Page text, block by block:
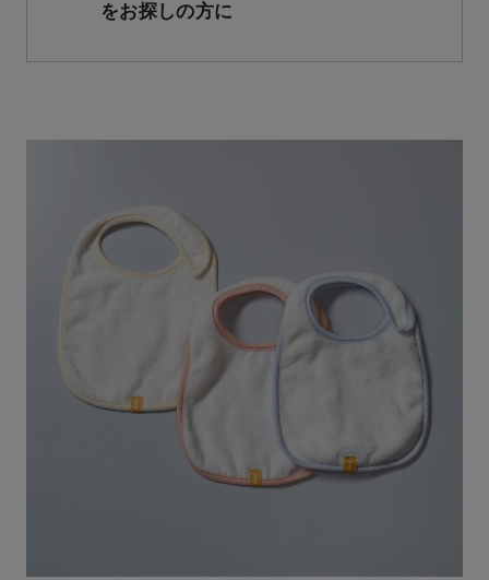
をお探しの方に